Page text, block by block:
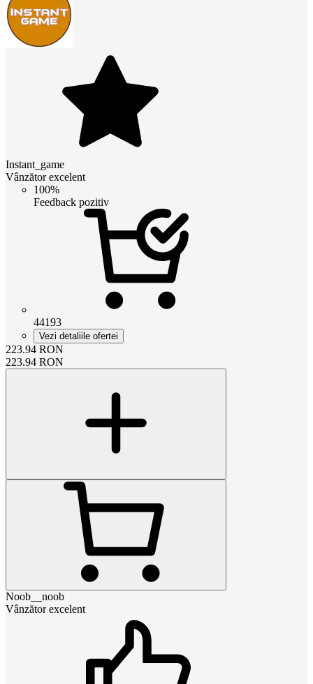
Instant_game
Vânzător excelent
100%
Feedback pozitiv
44193
Vezi detaliile ofertei
223.94 RON
223.94 RON
Noob__noob
Vânzător excelent